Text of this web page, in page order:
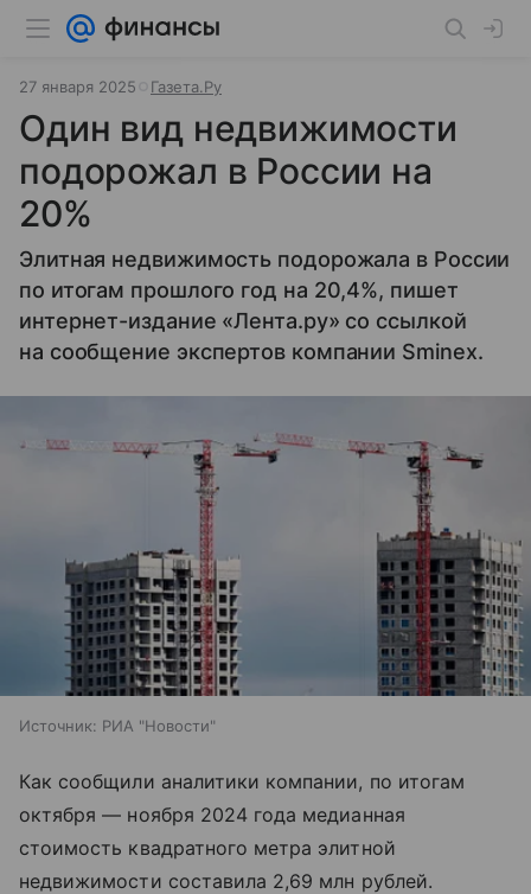
27 января 2025 Газета.Ру
Один вид недвижимости
подорожал в России на
20%
Элитная недвижимость подорожала в России
по итогам прошлого год на 20,4%, пишет
интернет-издание «Лента.ру» со ссылкой
на сообщение экспертов компании Sminex.
Источник: РИА "Новости"
Как сообщили аналитики компании, по итогам
октября — ноября 2024 года медианная
стоимость квадратного метра элитной
недвижимости составила 2,69 млн рублей.